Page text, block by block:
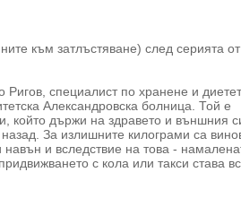
към затлъстяване) след серията от
специалист по хранене и
Александровска болница. Той е
който държи на здравето и външния
За излишните килограми са
и вследствие на това -
с кола или такси става